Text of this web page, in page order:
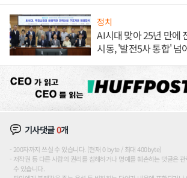
정치
AI시대 맞아 25년 만에
시동, '발전5사 통합' 넘
기사댓글0개
200자까지 쓰실 수 있습니다. (현재 0 byte / 최대 400byte)
저작권 등 다른 사람의 권리를 침해하거나 명예를 훼손하는 댓글은
수 있습니다.